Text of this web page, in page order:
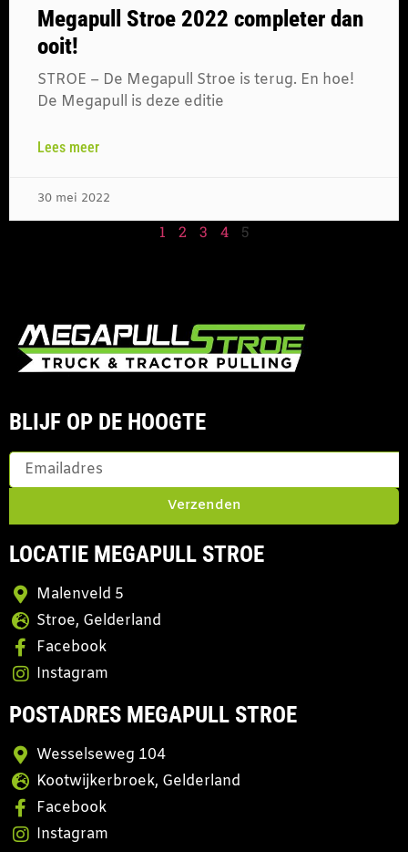
Megapull Stroe 2022 completer dan
ooit!
STROE – De Megapull Stroe is terug. En hoe!
De Megapull is deze editie
Lees meer
30 mei 2022
1 2 3 4 5
BLIJF OP DE HOOGTE
Verzenden
LOCATIE MEGAPULL STROE
Malenveld 5
Stroe, Gelderland
Facebook
Instagram
POSTADRES MEGAPULL STROE
Wesselseweg 104
Kootwijkerbroek, Gelderland
Facebook
Instagram